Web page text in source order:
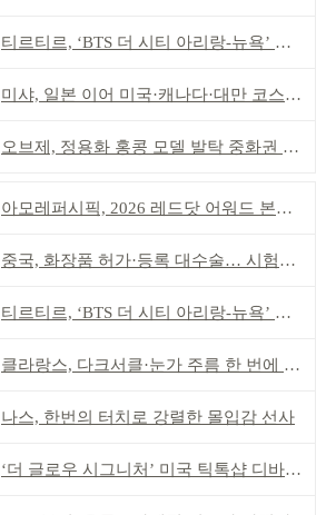
티르티르, ‘BTS 더 시티 아리랑-뉴욕’ 참여
미샤, 일본 이어 미국·캐나다·대만 코스트코 동시 입점
오브제, 정용화 홍콩 모델 발탁 중화권 공략 강화
아모레퍼시픽, 2026 레드닷 어워드 본상 2개 수상
중국, 화장품 허가·등록 대수술… 시험자료 공용 허용
티르티르, ‘BTS 더 시티 아리랑-뉴욕’ 참여
클라랑스, 다크서클·눈가 주름 한 번에 더블 케어
나스, 한번의 터치로 강렬한 몰입감 선사
‘더 글로우 시그니처’ 미국 틱톡샵 디바이스 부문 1위